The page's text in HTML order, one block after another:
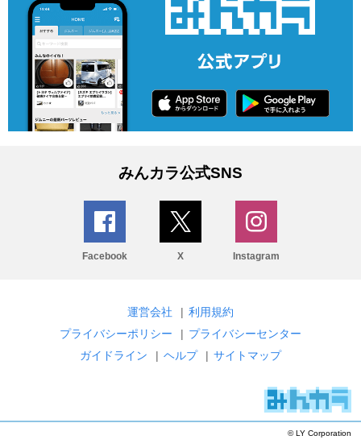
みんカラ公式SNS
Facebook X Instagram
運営会社 | 利用規約
プライバシーポリシー
| プライバシーセンター
ガイドライン
| ヘルプ | サイトマップ
© LY Corporation